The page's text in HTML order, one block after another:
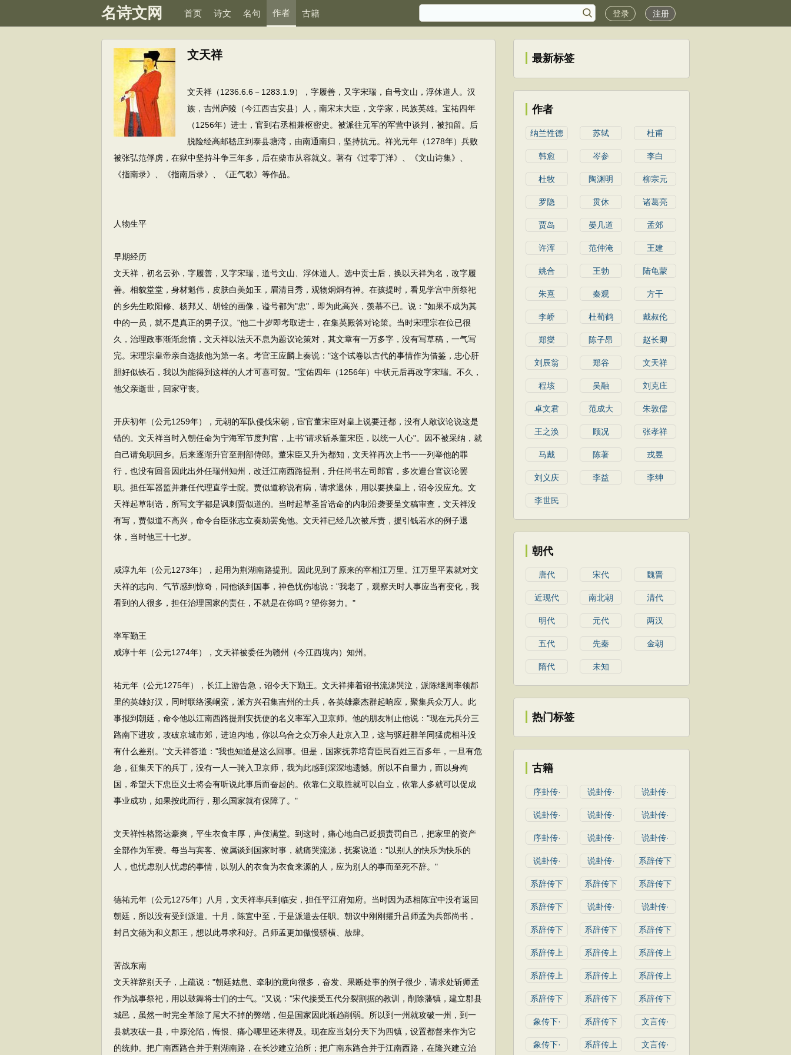
名诗文网 首页 诗文 名句 作者 古籍 登录 注册
文天祥
文天祥（1236.6.6－1283.1.9），字履善，又字宋瑞，自号文山，浮休道人。汉
族，吉州庐陵（今江西吉安县）人，南宋末大臣，文学家，民族英雄。宝祐四年
（1256年）进士，官到右丞相兼枢密史。被派往元军的军营中谈判，被扣留。后
脱险经高邮嵇庄到泰县塘湾，由南通南归，坚持抗元。祥光元年（1278年）兵败
被张弘范俘虏，在狱中坚持斗争三年多，后在柴市从容就义。著有《过零丁洋》、《文山诗集》、
《指南录》、《指南后录》、《正气歌》等作品。
人物生平
早期经历
文天祥，初名云孙，字履善，又字宋瑞，道号文山、浮休道人。选中贡士后，换以天祥为名，改字履
善。相貌堂堂，身材魁伟，皮肤白美如玉，眉清目秀，观物炯炯有神。在孩提时，看见学宫中所祭祀
的乡先生欧阳修、杨邦乂、胡铨的画像，谥号都为"忠"，即为此高兴，羡慕不已。说："如果不成为其
中的一员，就不是真正的男子汉。"他二十岁即考取进士，在集英殿答对论策。当时宋理宗在位已很
久，治理政事渐渐怠惰，文天祥以法天不息为题议论策对，其文章有一万多字，没有写草稿，一气写
完。宋理宗皇帝亲自选拔他为第一名。考官王应麟上奏说："这个试卷以古代的事情作为借鉴，忠心肝
胆好似铁石，我以为能得到这样的人才可喜可贺。"宝佑四年（1256年）中状元后再改字宋瑞。不久，
他父亲逝世，回家守丧。
开庆初年（公元1259年），元朝的军队侵伐宋朝，宦官董宋臣对皇上说要迁都，没有人敢议论说这是
错的。文天祥当时入朝任命为宁海军节度判官，上书"请求斩杀董宋臣，以统一人心"。因不被采纳，就
自己请免职回乡。后来逐渐升官至刑部侍郎。董宋臣又升为都知，文天祥再次上书一一列举他的罪
行，也没有回音因此出外任瑞州知州，改迁江南西路提刑，升任尚书左司郎官，多次遭台官议论罢
职。担任军器监并兼任代理直学士院。贾似道称说有病，请求退休，用以要挟皇上，诏令没应允。文
天祥起草制诰，所写文字都是讽刺贾似道的。当时起草圣旨诰命的内制沿袭要呈文稿审查，文天祥没
有写，贾似道不高兴，命令台臣张志立奏劾罢免他。文天祥已经几次被斥责，援引钱若水的例子退
休，当时他三十七岁。
咸淳九年（公元1273年），起用为荆湖南路提刑。因此见到了原来的宰相江万里。江万里平素就对文
天祥的志向、气节感到惊奇，同他谈到国事，神色忧伤地说："我老了，观察天时人事应当有变化，我
看到的人很多，担任治理国家的责任，不就是在你吗？望你努力。"
率军勤王
咸淳十年（公元1274年），文天祥被委任为赣州（今江西境内）知州。
祐元年（公元1275年），长江上游告急，诏令天下勤王。文天祥捧着诏书流涕哭泣，派陈继周率领郡
里的英雄好汉，同时联络溪峒蛮，派方兴召集吉州的士兵，各英雄豪杰群起响应，聚集兵众万人。此
事报到朝廷，命令他以江南西路提刑安抚使的名义率军入卫京师。他的朋友制止他说："现在元兵分三
路南下进攻，攻破京城市郊，进迫内地，你以乌合之众万余人赴京入卫，这与驱赶群羊同猛虎相斗没
有什么差别。"文天祥答道："我也知道是这么回事。但是，国家抚养培育臣民百姓三百多年，一旦有危
急，征集天下的兵丁，没有一人一骑入卫京师，我为此感到深深地遗憾。所以不自量力，而以身殉
国，希望天下忠臣义士将会有听说此事后而奋起的。依靠仁义取胜就可以自立，依靠人多就可以促成
事业成功，如果按此而行，那么国家就有保障了。"
文天祥性格豁达豪爽，平生衣食丰厚，声伎满堂。到这时，痛心地自己贬损责罚自己，把家里的资产
全部作为军费。每当与宾客、僚属谈到国家时事，就痛哭流涕，抚案说道："以别人的快乐为快乐的
人，也忧虑别人忧虑的事情，以别人的衣食为衣食来源的人，应为别人的事而至死不辞。"
德祐元年（公元1275年）八月，文天祥率兵到临安，担任平江府知府。当时因为丞相陈宜中没有返回
朝廷，所以没有受到派遣。十月，陈宜中至，于是派遣去任职。朝议中刚刚擢升吕师孟为兵部尚书，
封吕文德为和义郡王，想以此寻求和好。吕师孟更加傲慢骄横、放肆。
苦战东南
文天祥辞别天子，上疏说："朝廷姑息、牵制的意向很多，奋发、果断处事的例子很少，请求处斩师孟
作为战事祭祀，用以鼓舞将士们的士气。"又说："宋代接受五代分裂割据的教训，削除藩镇，建立郡县
城邑，虽然一时完全革除了尾大不掉的弊端，但是国家因此渐趋削弱。所以到一州就攻破一州，到一
县就攻破一县，中原沦陷，悔恨、痛心哪里还来得及。现在应当划分天下为四镇，设置都督来作为它
的统帅。把广南西路合并于荆湖南路，在长沙建立治所；把广南东路合并于江南西路，在隆兴建立治
最新标签
作者
纳兰性德 苏轼 杜甫
韩愈 岑参 李白
杜牧 陶渊明 柳宗元
罗隐 贯休 诸葛亮
贾岛 晏几道 孟郊
许浑 范仲淹 王建
姚合 王勃 陆龟蒙
朱熹 秦观 方干
李峤 杜荀鹤 戴叔伦
郑燮 陈子昂 赵长卿
刘辰翁 郑谷 文天祥
程垓 吴融 刘克庄
卓文君 范成大 朱敦儒
王之涣 顾况 张孝祥
马戴 陈著 戎昱
刘义庆 李益 李绅
李世民
朝代
唐代 宋代 魏晋
近现代 南北朝 清代
明代 元代 两汉
五代 先秦 金朝
隋代 未知
热门标签
古籍
序卦传· 说卦传· 说卦传·
说卦传· 说卦传· 说卦传·
序卦传· 说卦传· 说卦传·
说卦传· 说卦传· 系辞传下
系辞传下 系辞传下 系辞传下
系辞传下 说卦传· 说卦传·
系辞传下 系辞传下 系辞传下
系辞传上 系辞传上 系辞传上
系辞传上 系辞传上 系辞传上
系辞传下 系辞传下 系辞传下
象传下· 系辞传下 文言传·
象传下· 系辞传上 文言传·